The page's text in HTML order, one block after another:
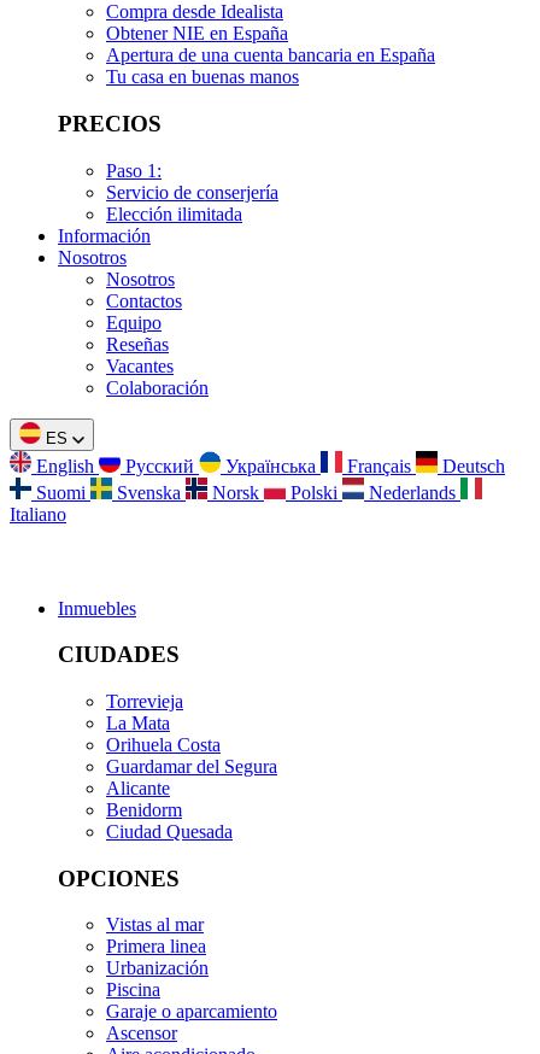
Compra desde Idealista
Obtener NIE en España
Apertura de una cuenta bancaria en España
Tu casa en buenas manos
PRECIOS
Paso 1:
Servicio de conserjería
Elección ilimitada
Información
Nosotros
Nosotros
Contactos
Equipo
Reseñas
Vacantes
Colaboración
ES
English Русский Українська Français
Deutsch
Suomi
Svenska Norsk Polski
Nederlands
Italiano
Inmuebles
CIUDADES
Torrevieja
La Mata
Orihuela Costa
Guardamar del Segura
Alicante
Benidorm
Ciudad Quesada
OPCIONES
Vistas al mar
Primera linea
Urbanización
Piscina
Garaje o aparcamiento
Ascensor